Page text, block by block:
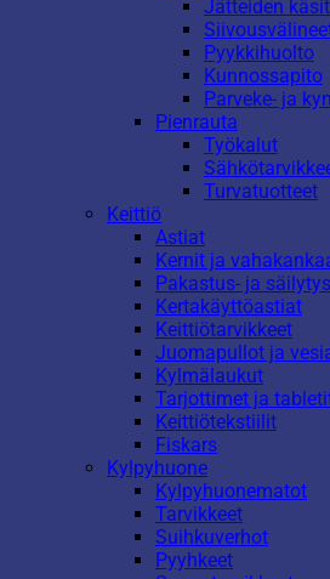
Jätteiden
Pyykkihuolto
Kunnossapito
Parveke- ja
Pienrauta
Työkalut
Turvatuotteet
Keittiö
Astiat
Kernit ja
Pakastus- ja
Kertakäyttöastiat
Keittiötarvikkeet
Juomapullot ja
Kylmälaukut
Tarjottimet ja
Keittiötekstiilit
Fiskars
Kylpyhuone
Kylpyhuonematot
Tarvikkeet
Suihkuverhot
Pyyhkeet